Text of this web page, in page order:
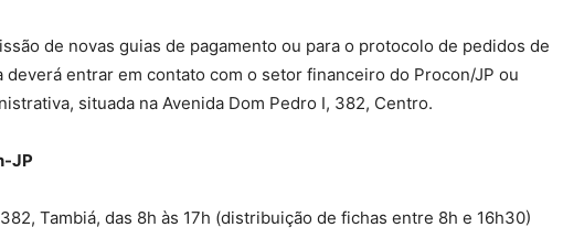
de novas guias de pagamento ou para o protocolo de pedidos de
deverá entrar em contato com o setor financeiro do Procon/JP ou
situada na Avenida Dom Pedro I, 382, Centro.
JP
Tambiá, das 8h às 17h (distribuição de fichas entre 8h e 16h30)